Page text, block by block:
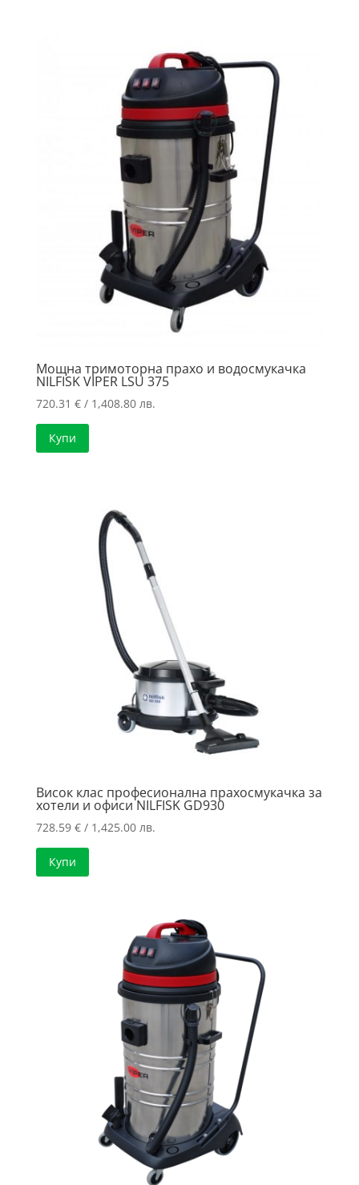
Мощна тримоторна прахо и водосмукачка
NILFISK VIPER LSU 375
720.31 €/ 1,408.80 лв.
Купи
Висок клас професионална прахосмукачка за
хотели и офиси NILFISK GD930
728.59 €/ 1,425.00 лв.
Купи